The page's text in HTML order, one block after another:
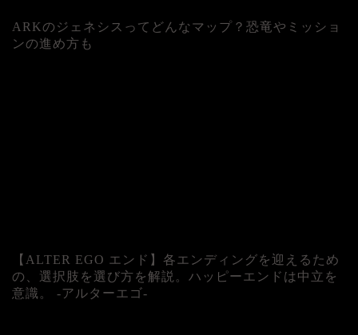
ARKのジェネシスってどんなマップ？恐竜やミッショ
ンの進め方も
【ALTER EGO エンド】各エンディングを迎えるため
の、選択肢を選び方を解説。ハッピーエンドは中立を
意識。 -アルターエゴ-